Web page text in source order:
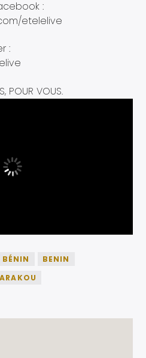
:
etelelive
:
POUR VOUS.
BENIN